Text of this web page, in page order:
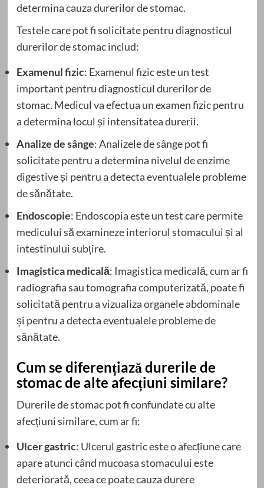
determina cauza durerilor de stomac.
Testele care pot fi solicitate pentru diagnosticul
durerilor de stomac includ:
Examenul fizic: Examenul fizic este un test
important pentru diagnosticul durerilor de
stomac. Medicul va efectua un examen fizic pentru
a determina locul și intensitatea durerii.
Analize de sânge: Analizele de sânge pot fi
solicitate pentru a determina nivelul de enzime
digestive și pentru a detecta eventualele probleme
de sănătate.
Endoscopie: Endoscopia este un test care permite
medicului să examineze interiorul stomacului și al
intestinului subțire.
Imagistica medicală: Imagistica medicală, cum ar fi
radiografia sau tomografia computerizată, poate fi
solicitată pentru a vizualiza organele abdominale
și pentru a detecta eventualele probleme de
sănătate.
Cum se diferențiază durerile de
stomac de alte afecțiuni similare?
Durerile de stomac pot fi confundate cu alte
afecțiuni similare, cum ar fi:
Ulcer gastric: Ulcerul gastric este o afecțiune care
apare atunci când mucoasa stomacului este
deteriorată, ceea ce poate cauza durere